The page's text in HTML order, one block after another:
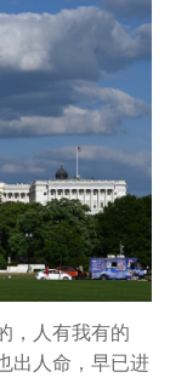
，人有我有的
出人命，早已进